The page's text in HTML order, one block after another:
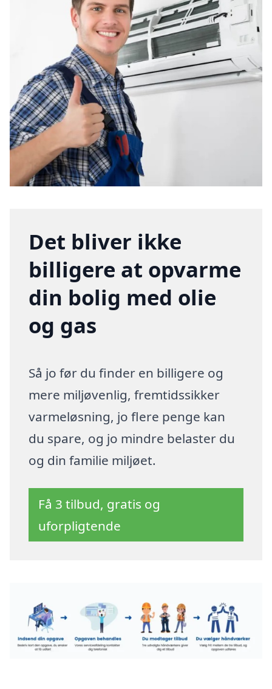
Det bliver ikke
billigere at opvarme
din bolig med olie
og gas
Så jo før du finder en billigere og
mere miljøvenlig, fremtidssikker
varmeløsning, jo flere penge kan
du spare, og jo mindre belaster du
og din familie miljøet.
Få 3 tilbud, gratis og
uforpligtende